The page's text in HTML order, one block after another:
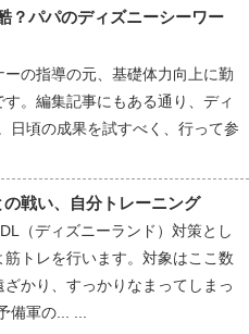
？パパのディズニーシーワー
ーの指導の元、基礎体力向上に勤
す。編集記事にもある通り、ディ
日頃の成果を試すべく、行って参
戦い、自分トレーニング
（ディズニーランド）対策とし
筋トレを行います。対象はここ数
ざかり、すっかりなまってしまっ
備軍の... ...